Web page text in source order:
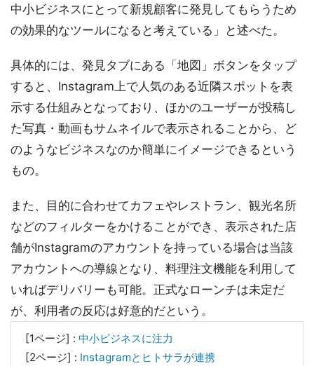
中小ビジネスにとって新規顧客に発見してもらうため
の効果的なツールになると考えている」と述べた。
具体的には、発見タブにある「地図」ボタンをタップ
すると、Instagram上で人気のある近隣スポットを表
示する仕組みとなっており、ほかのユーザーが投稿し
た写真・動画もサムネイルで表示されることから、ど
のようなビジネスなのか簡単にイメージできるという
もの。
また、目的に合わせてカフェやレストラン、観光名所
などのフィルターをかけることができ、表示された店
舗がInstagramのアカウントを持っている場合は当該
アカウントへの導線となり、料理注文機能を利用して
いればデリバリーも可能。正式なローンチは未定だ
が、利用者の反応は好意的だという。
[1ページ] : 中小ビジネスに注力
[2ページ] : Instagramとヒトサラが連携